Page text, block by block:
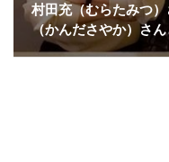
村田充（むらたみつ
（かんださやか）さ